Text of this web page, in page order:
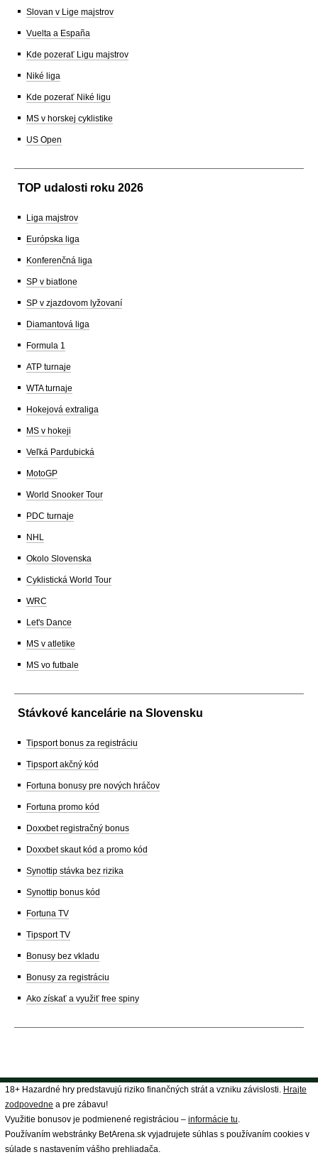
Slovan v Lige majstrov
Vuelta a España
Kde pozerať Ligu majstrov
Niké liga
Kde pozerať Niké ligu
MS v horskej cyklistike
US Open
TOP udalosti roku 2026
Liga majstrov
Európska liga
Konferenčná liga
SP v biatlone
SP v zjazdovom lyžovaní
Diamantová liga
Formula 1
ATP turnaje
WTA turnaje
Hokejová extraliga
MS v hokeji
Veľká Pardubická
MotoGP
World Snooker Tour
PDC turnaje
NHL
Okolo Slovenska
Cyklistická World Tour
WRC
Let's Dance
MS v atletike
MS vo futbale
Stávkové kancelárie na Slovensku
Tipsport bonus za registráciu
Tipsport akčný kód
Fortuna bonusy pre nových hráčov
Fortuna promo kód
Doxxbet registračný bonus
Doxxbet skaut kód a promo kód
Synottip stávka bez rizika
Synottip bonus kód
Fortuna TV
Tipsport TV
Bonusy bez vkladu
Bonusy za registráciu
Ako získať a využiť free spiny
18+ Hazardné hry predstavujú riziko finančných strát a vzniku závislosti. Hrajte
zodpovedne a pre zábavu!
Využitie bonusov je podmienené registráciou – informácie tu.
Používaním webstránky BetArena.sk vyjadrujete súhlas s používaním cookies v
súlade s nastavením vášho prehliadača.